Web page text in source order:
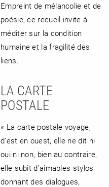
Empreint de mélancolie et de
poésie, ce recueil invite à
méditer sur la condition
humaine et la fragilité des
liens.
LA CARTE
POSTALE
« La carte postale voyage,
d’est en ouest, elle ne dit ni
oui ni non, bien au contraire,
elle subit d’aimables stylos
donnant des dialogues,